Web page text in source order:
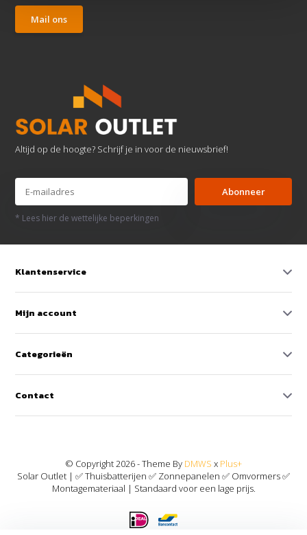
Mail ons
Altijd op de hoogte? Schrijf je in voor de nieuwsbrief!
Abonneer
* Lees hier de wettelijke beperkingen
Klantenservice
Mijn account
Categorieën
Contact
© Copyright 2026 - Theme By DMWS x Plus+
Solar Outlet | ✅ Thuisbatterijen ✅ Zonnepanelen ✅ Omvormers ✅
Montagemateriaal | Standaard voor een lage prijs.